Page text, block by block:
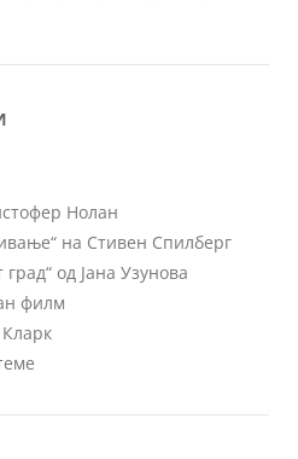
Нолан
на Стивен Спилберг
од Јана Узунова
филм